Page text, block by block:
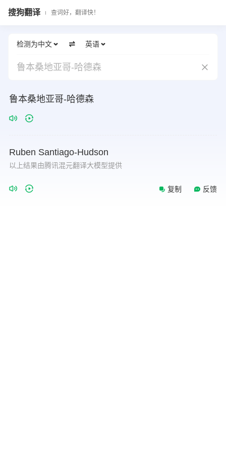
搜狗翻译 查词好，翻译快！
检测为中文 英语
鲁本桑地亚哥-哈德森
鲁本桑地亚哥-哈德森
Ruben Santiago-Hudson
以上结果由腾讯混元翻译大模型提供
复制 反馈